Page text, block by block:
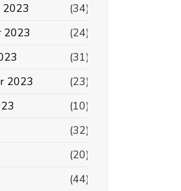
2023
(34)
2023
(24)
(31)
2023
(23)
(10)
(32)
(20)
(44)